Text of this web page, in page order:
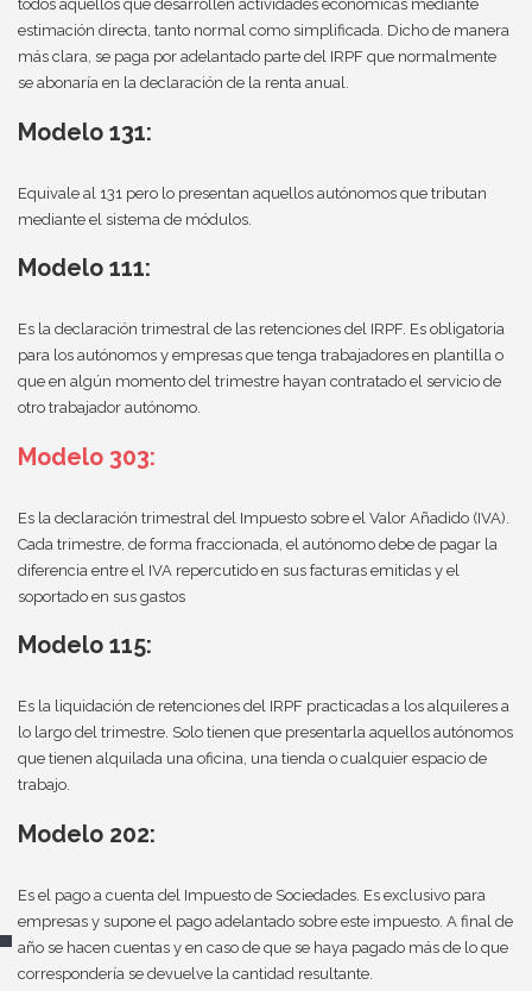
todos aquellos que desarrollen actividades económicas mediante
estimación directa, tanto normal como simplificada. Dicho de manera
más clara, se paga por adelantado parte del IRPF que normalmente
se abonaría en la declaración de la renta anual.
Modelo 131:
Equivale al 131 pero lo presentan aquellos autónomos que tributan
mediante el sistema de módulos.
Modelo 111:
Es la declaración trimestral de las retenciones del IRPF. Es obligatoria
para los autónomos y empresas que tenga trabajadores en plantilla o
que en algún momento del trimestre hayan contratado el servicio de
otro trabajador autónomo.
Modelo 303:
Es la declaración trimestral del Impuesto sobre el Valor Añadido (IVA).
Cada trimestre, de forma fraccionada, el autónomo debe de pagar la
diferencia entre el IVA repercutido en sus facturas emitidas y el
soportado en sus gastos
Modelo 115:
Es la liquidación de retenciones del IRPF practicadas a los alquileres a
lo largo del trimestre. Solo tienen que presentarla aquellos autónomos
que tienen alquilada una oficina, una tienda o cualquier espacio de
trabajo.
Modelo 202:
Es el pago a cuenta del Impuesto de Sociedades. Es exclusivo para
empresas y supone el pago adelantado sobre este impuesto. A final de
año se hacen cuentas y en caso de que se haya pagado más de lo que
correspondería se devuelve la cantidad resultante.